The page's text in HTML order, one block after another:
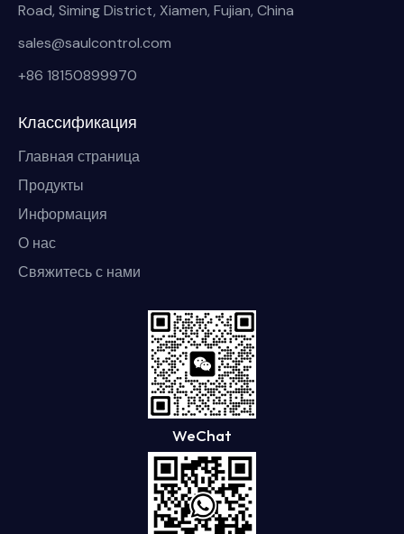
Road, Siming District, Xiamen, Fujian, China
sales@saulcontrol.com
+86 18150899970
Классификация
Главная страница
Продукты
Информация
О нас
Свяжитесь с нами
WeChat